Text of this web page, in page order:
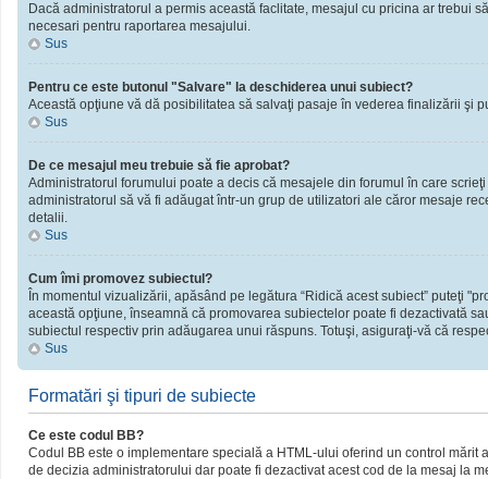
Dacă administratorul a permis această faclitate, mesajul cu pricina ar trebui
necesari pentru raportarea mesajului.
Sus
Pentru ce este butonul "Salvare" la deschiderea unui subiect?
Această opţiune vă dă posibilitatea să salvaţi pasaje în vederea finalizării şi
Sus
De ce mesajul meu trebuie să fie aprobat?
Administratorul forumului poate a decis că mesajele din forumul în care
administratorul să vă fi adăugat într-un grup de utilizatori ale căror mesaje
detalii.
Sus
Cum îmi promovez subiectul?
În momentul vizualizării, apăsând pe legătura “Ridică acest subiect” puteţi
această opţiune, înseamnă că promovarea subiectelor poate fi dezactivată
subiectul respectiv prin adăugarea unui răspuns. Totuşi, asiguraţi-vă că
Sus
Formatări şi tipuri de subiecte
Ce este codul BB?
Codul BB este o implementare specială a HTML-ului oferind un control
de decizia administratorului dar poate fi dezactivat acest cod de la mesaj la